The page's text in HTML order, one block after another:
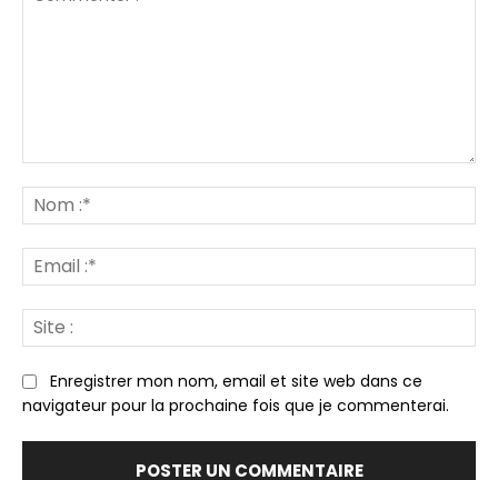
:*
:*
:
Enregistrer mon nom, email et site web dans ce
navigateur pour la prochaine fois que je commenterai.